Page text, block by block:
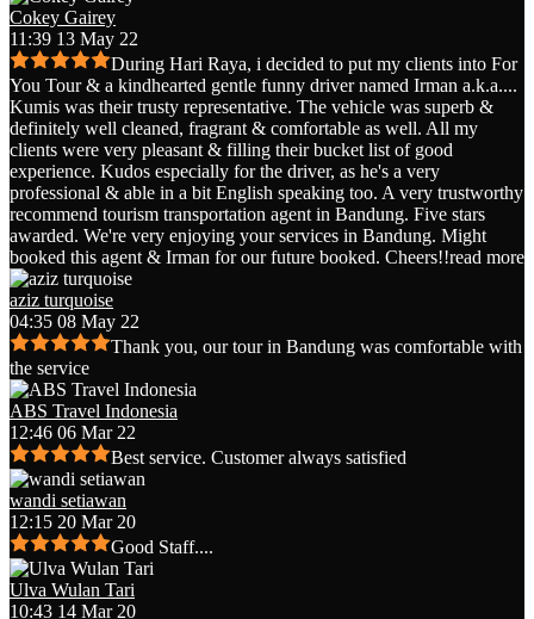
Cokey Gairey
11:39 13 May 22
During Hari Raya, i decided to put my clients into For
You Tour & a kindhearted gentle funny driver named Irman a.k.a....
Kumis was their trusty representative. The vehicle was superb &
definitely well cleaned, fragrant & comfortable as well. All my
clients were very pleasant & filling their bucket list of good
experience. Kudos especially for the driver, as he's a very
professional & able in a bit English speaking too. A very trustworthy
recommend tourism transportation agent in Bandung. Five stars
awarded. We're very enjoying your services in Bandung. Might
booked this agent & Irman for our future booked. Cheers!!read more
aziz turquoise
04:35 08 May 22
Thank you, our tour in Bandung was comfortable with
the service
ABS Travel Indonesia
12:46 06 Mar 22
Best service. Customer always satisfied
wandi setiawan
12:15 20 Mar 20
Good Staff....
Ulva Wulan Tari
10:43 14 Mar 20